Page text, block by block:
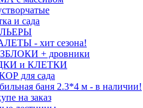
и сада
- хит сезона!
+ дровники
и КЛЕТКИ
для сада
баня 2.3*4 м - в наличии!
на заказ